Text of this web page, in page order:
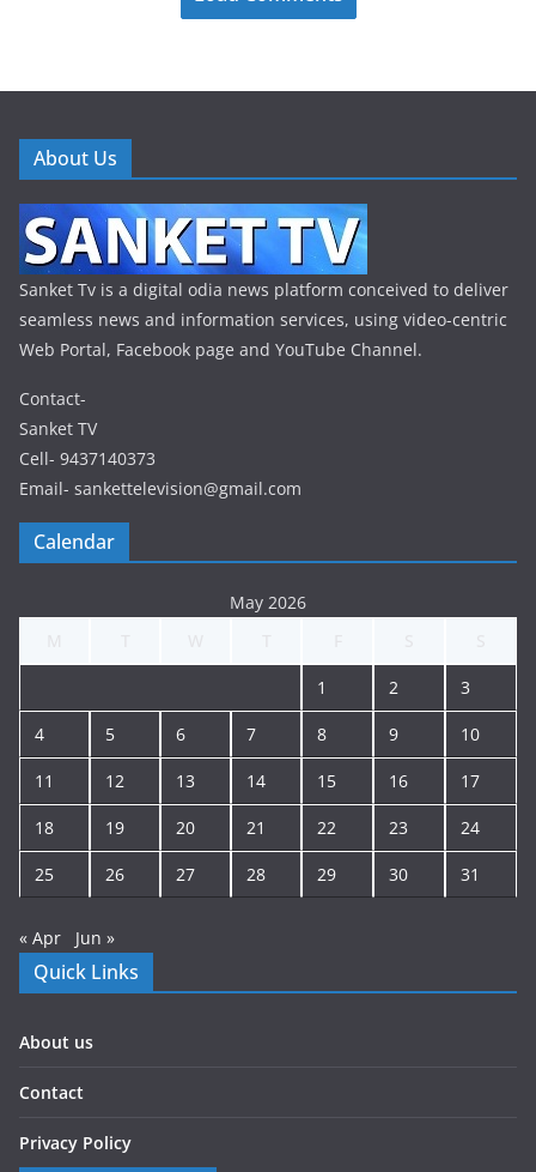
About Us
Sanket Tv is a digital odia news platform conceived to deliver
seamless news and information services, using video-centric
Web Portal, Facebook page and YouTube Channel.
Contact-
Sanket TV
Cell- 9437140373
Email- sankettelevision@gmail.com
Calendar
May 2026
1 2 3
4 5 6 7 8 9 10
11 12 13 14 15 16 17
18 19 20 21 22 23 24
25 26 27 28 29 30 31
« Apr Jun »
Quick Links
About us
Contact
Privacy Policy